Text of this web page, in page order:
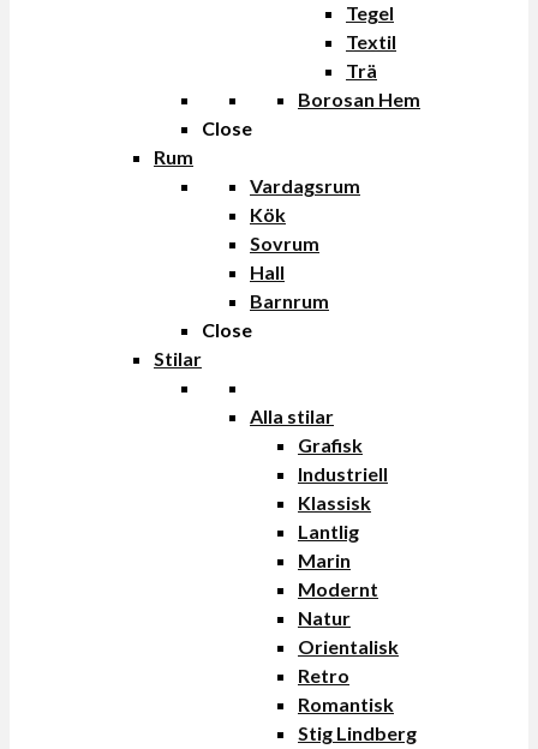
Tegel
Textil
Trä
Borosan Hem
Close
Rum
Vardagsrum
Kök
Sovrum
Hall
Barnrum
Close
Stilar
Alla stilar
Grafisk
Industriell
Klassisk
Lantlig
Marin
Modernt
Natur
Orientalisk
Retro
Romantisk
Stig Lindberg